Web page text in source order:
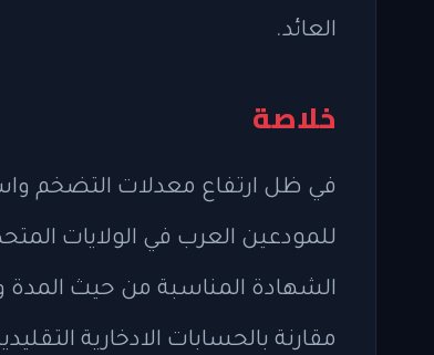
العائد.
خلاصة
في ظل ارتفاع معدلات التضخم
للمودعين العرب في الولايات
الشهادة المناسبة من حيث
مقارنة بالحسابات الادخارية